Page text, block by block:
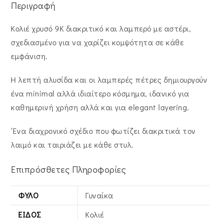
Περιγραφή
Κολιέ χρυσό 9Κ διακριτικό και λαμπερό με αστέρι,
σχεδιασμένο για να χαρίζει κομψότητα σε κάθε
εμφάνιση.
Η λεπτή αλυσίδα και οι λαμπερές πέτρες δημιουργούν
ένα minimal αλλά ιδιαίτερο κόσμημα, ιδανικό για
καθημερινή χρήση αλλά και για elegant layering.
‘Eνα διαχρονικό σχέδιο που φωτίζει διακριτικά τον
λαιμό και ταιριάζει με κάθε στυλ.
Επιπρόσθετες Πληροφορίες
ΦΎΛΟ
Γυναίκα
ΕΊΔΟΣ
Κολιέ